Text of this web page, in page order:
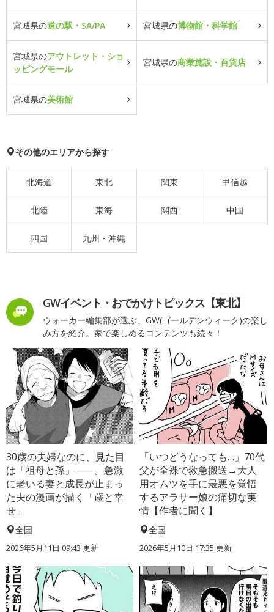
宮城県の道の駅・SA/PA 宮城県の博物館・科学館
宮城県のアウトレット・ショ
ッピングモール
宮城県の商業施設・百貨店
宮城県の美術館
その他のエリアから探す
北海道 東北 関東 甲信越
北陸 東海 関西 中国
四国 九州・沖縄
GWイベント・おでかけトピックス【東北】
ウォーカー編集部が選ぶ、GW(ゴールデンウィーク)の楽し
み方を紹介。家で楽しめるコンテンツも続々！
30歳の夫婦なのに、見た目
は「祖母と孫」――。急激
に老いる妻と成長が止まっ
た夫の漫画が描く「歳と幸
せ」
全国
2026年5月11日 09:43 更新
「いつどうなっても…」70代
父が全裸で救急搬送→大人
用オムツを手に最悪を覚悟
するアラサー娘の痛切な実
情【作者に聞く】
全国
2026年5月10日 17:35 更新